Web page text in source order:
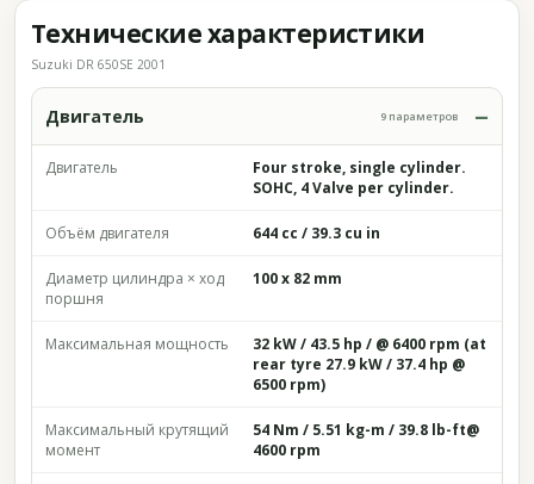
Технические характеристики
Suzuki DR 650SE 2001
Двигатель 9 параметров
Двигатель
Four stroke, single cylinder.
SOHC, 4 Valve per cylinder.
Объём двигателя 644 cc / 39.3 cu in
Диаметр цилиндра × ход
поршня
100 x 82 mm
Максимальная мощность
32 kW / 43.5 hp / @ 6400 rpm (at
rear tyre 27.9 kW / 37.4 hp @
6500 rpm)
Максимальный крутящий
момент
54 Nm / 5.51 kg-m / 39.8 lb-ft@
4600 rpm